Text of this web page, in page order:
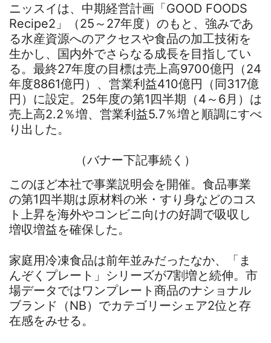
ニッスイは、中期経営計画「GOOD FOODS
Recipe2」（25～27年度）のもと、強みであ
る水産資源へのアクセスや食品の加工技術を
生かし、国内外でさらなる成長を目指してい
る。最終27年度の目標は売上高9700億円（24
年度8861億円）、営業利益410億円（同317億
円）に設定。25年度の第1四半期（4～6月）は
売上高2.2％増、営業利益5.7％増と順調にすべ
り出した。
（バナー下記事続く）
このほど本社で事業説明会を開催。食品事業
の第1四半期は原材料の米・すり身などのコス
ト上昇を海外やコンビニ向けの好調で吸収し
増収増益を確保した。
家庭用冷凍食品は前年並みだったなか、「ま
んぞくプレート」シリーズが7割増と続伸。市
場データではワンプレート商品のナショナル
ブランド（NB）でカテゴリーシェア2位と存
在感をみせる。